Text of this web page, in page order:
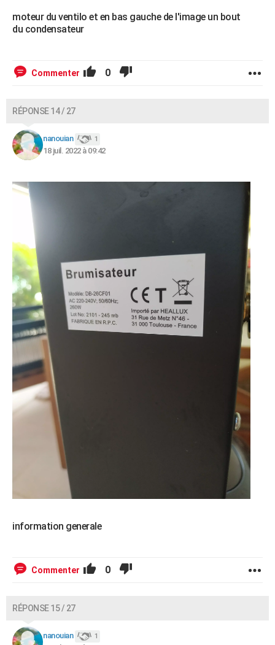
moteur du ventilo et en bas gauche de l'image un bout
du condensateur
Commenter 0
RÉPONSE 14 / 27
nanouian 1
18 juil. 2022 à 09:42
information generale
Commenter 0
RÉPONSE 15 / 27
nanouian 1